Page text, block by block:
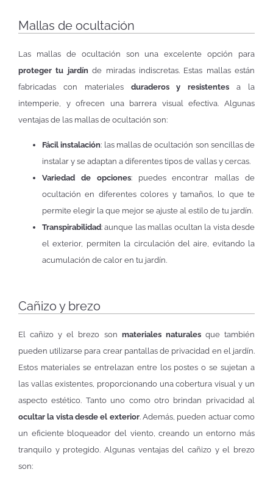
Mallas de ocultación
Las mallas de ocultación son una excelente opción para
proteger tu jardínde miradas indiscretas. Estas mallas están
fabricadas con materiales duraderos y resistentes a la
intemperie, y ofrecen una barrera visual efectiva. Algunas
ventajas de las mallas de ocultación son:
Fácil instalación: las mallas de ocultación son sencillas de
instalar y se adaptan a diferentes tipos de vallas y cercas.
Variedad de opciones: puedes encontrar mallas de
ocultación en diferentes colores y tamaños, lo que te
permite elegir la que mejor se ajuste al estilo de tu jardín.
Transpirabilidad: aunque las mallas ocultan la vista desde
el exterior, permiten la circulación del aire, evitando la
acumulación de calor en tu jardín.
Cañizo y brezo
El cañizo y el brezo son materiales naturalesque también
pueden utilizarse para crear pantallas de privacidad en el jardín.
Estos materiales se entrelazan entre los postes o se sujetan a
las vallas existentes, proporcionando una cobertura visual y un
aspecto estético. Tanto uno como otro brindan privacidad al
ocultar la vista desde el exterior. Además, pueden actuar como
un eficiente bloqueador del viento, creando un entorno más
tranquilo y protegido. Algunas ventajas del cañizo y el brezo
son: